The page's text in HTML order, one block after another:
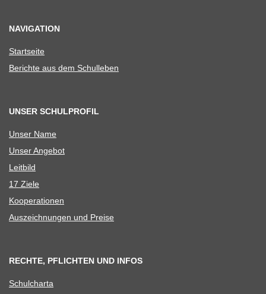
NAVIGATION
Start­seite
Berichte aus dem Schulleben
UNSER SCHULPROFIL
Unser Name
Unser Ange­bot
Leit­bild
17 Ziele
Koope­ra­tio­nen
Aus­zeich­nun­gen und Preise
RECHTE, PFLICHTEN UND INFOS
Schul­charta